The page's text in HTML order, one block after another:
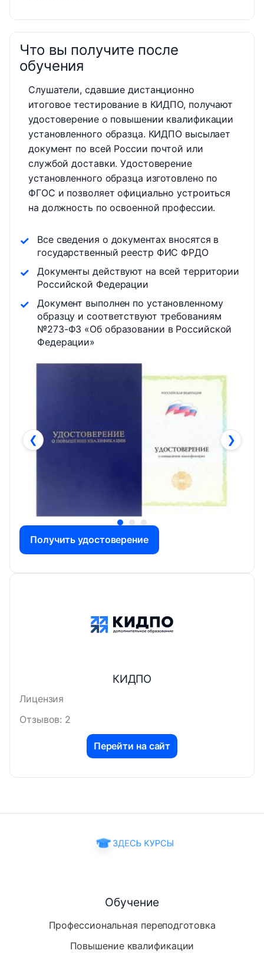
Что вы получите после
обучения
Слушатели, сдавшие дистанционно
итоговое тестирование в КИДПО, получают
удостоверение о повышении квалификации
установленного образца. КИДПО высылает
документ по всей России почтой или
службой доставки. Удостоверение
установленного образца изготовлено по
ФГОС и позволяет официально устроиться
на должность по освоенной профессии.
Все сведения о документах вносятся в
государственный реестр ФИС ФРДО
Документы действуют на всей территории
Российской Федерации
Документ выполнен по установленному
образцу и соответствуют требованиям
№273-ФЗ «Об образовании в Российской
Федерации»
❮ ❯
Получить удостоверение
КИДПО
Лицензия
Отзывов: 2
Перейти на сайт
Обучение
Профессиональная переподготовка
Повышение квалификации